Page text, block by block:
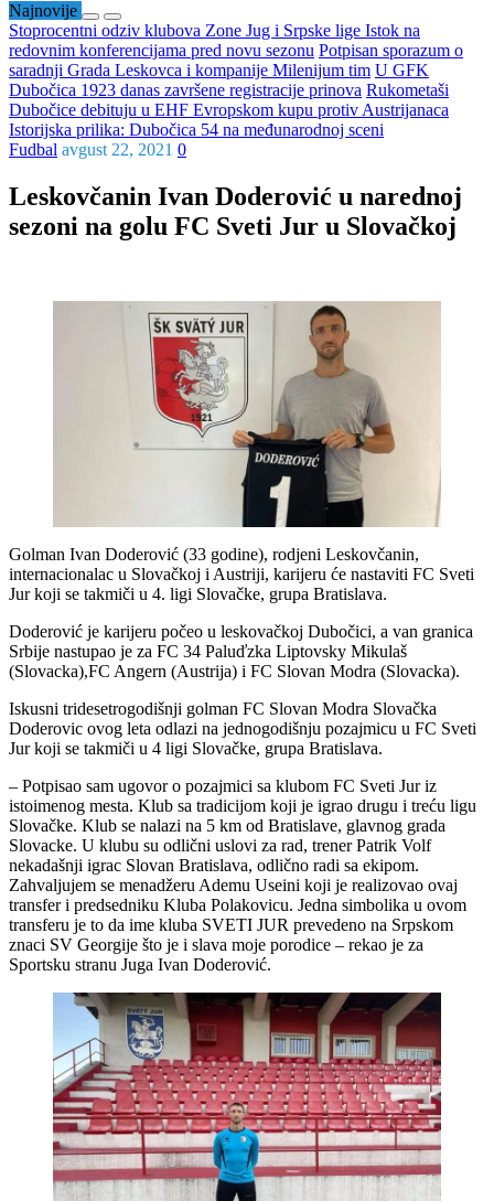
Najnovije
Stoprocentni odziv klubova Zone Jug i Srpske lige Istok na
redovnim konferencijama pred novu sezonu Potpisan sporazum o
saradnji Grada Leskovca i kompanije Milenijum tim U GFK
Dubočica 1923 danas završene registracije prinova Rukometaši
Dubočice debituju u EHF Evropskom kupu protiv Austrijanaca
Istorijska prilika: Dubočica 54 na međunarodnoj sceni
Fudbal avgust 22, 2021 0
Leskovčanin Ivan Doderović u narednoj
sezoni na golu FC Sveti Jur u Slovačkoj
Golman Ivan Doderović (33 godine), rodjeni Leskovčanin,
internacionalac u Slovačkoj i Austriji, karijeru će nastaviti FC Sveti
Jur koji se takmiči u 4. ligi Slovačke, grupa Bratislava.
Doderović je karijeru počeo u leskovačkoj Dubočici, a van granica
Srbije nastupao je za FC 34 Paluďzka Liptovsky Mikulaš
(Slovacka),FC Angern (Austrija) i FC Slovan Modra (Slovacka).
Iskusni tridesetrogodišnji golman FC Slovan Modra Slovačka
Doderovic ovog leta odlazi na jednogodišnju pozajmicu u FC Sveti
Jur koji se takmiči u 4 ligi Slovačke, grupa Bratislava.
– Potpisao sam ugovor o pozajmici sa klubom FC Sveti Jur iz
istoimenog mesta. Klub sa tradicijom koji je igrao drugu i treću ligu
Slovačke. Klub se nalazi na 5 km od Bratislave, glavnog grada
Slovacke. U klubu su odlični uslovi za rad, trener Patrik Volf
nekadašnji igrac Slovan Bratislava, odlično radi sa ekipom.
Zahvaljujem se menadžeru Ademu Useini koji je realizovao ovaj
transfer i predsedniku Kluba Polakovicu. Jedna simbolika u ovom
transferu je to da ime kluba SVETI JUR prevedeno na Srpskom
znaci SV Georgije što je i slava moje porodice – rekao je za
Sportsku stranu Juga Ivan Doderović.